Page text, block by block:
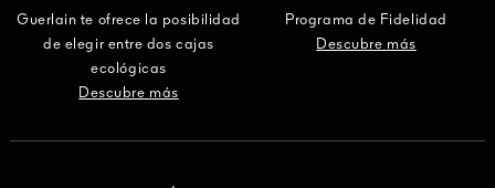
Guerlain te ofrece la posibilidad
de elegir entre dos cajas
ecológicas
Descubre más
Programa de Fidelidad
Descubre más